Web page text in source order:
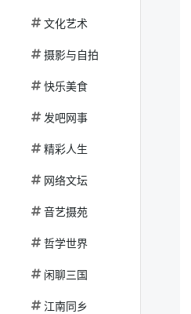
文化艺术
摄影与自拍
快乐美食
发吧网事
精彩人生
网络文坛
音艺摄苑
哲学世界
闲聊三国
江南同乡